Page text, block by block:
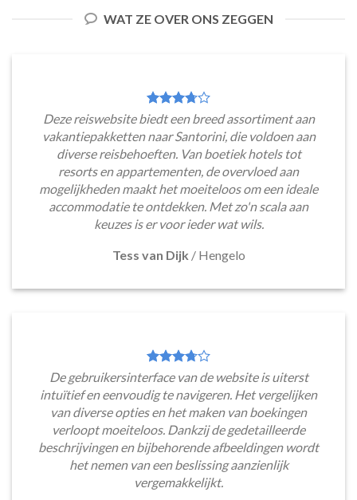
WAT ZE OVER ONS ZEGGEN
Deze reiswebsite biedt een breed assortiment aan
vakantiepakketten naar Santorini, die voldoen aan
diverse reisbehoeften. Van boetiek hotels tot
resorts en appartementen, de overvloed aan
mogelijkheden maakt het moeiteloos om een ideale
accommodatie te ontdekken. Met zo'n scala aan
keuzes is er voor ieder wat wils.
Tess van Dijk / Hengelo
De gebruikersinterface van de website is uiterst
intuïtief en eenvoudig te navigeren. Het vergelijken
van diverse opties en het maken van boekingen
verloopt moeiteloos. Dankzij de gedetailleerde
beschrijvingen en bijbehorende afbeeldingen wordt
het nemen van een beslissing aanzienlijk
vergemakkelijkt.